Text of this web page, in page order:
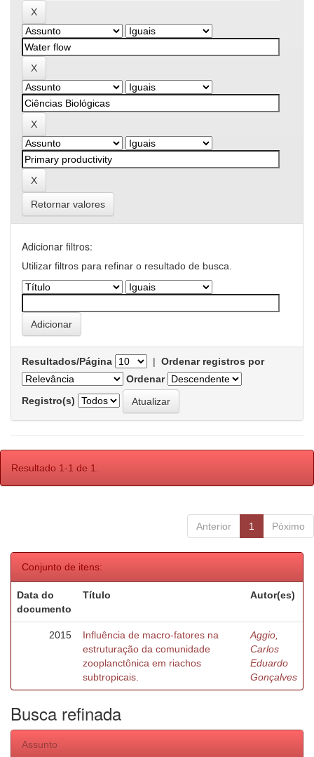
Retornar valores
Adicionar filtros:
Utilizar filtros para refinar o resultado de busca.
Resultados/Página | Ordenar registros por
Ordenar
Registro(s)
Resultado 1-1 de 1.
Anterior 1 Póximo
Conjunto de itens:
Data do
documento
Título Autor(es)
2015
Influência de macro-fatores na
estruturação da comunidade
zooplanctônica em riachos
subtropicais.
Aggio,
Carlos
Eduardo
Gonçalves
Busca refinada
Assunto